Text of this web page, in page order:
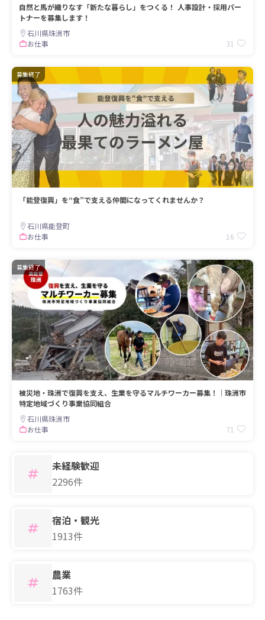
自然と馬が織りなす「新たな暮らし」をつくる！ 人事設計・採用パー
トナーを募集します！
石川県珠洲市
お仕事
31
募集終了
「能登復興」を“食”で支える仲間になってくれませんか？
石川県能登町
お仕事
16
募集終了
被災地・珠洲で復興を支え、生業を守るマルチワーカー募集！｜珠洲市
特定地域づくり事業協同組合
石川県珠洲市
お仕事
71
未経験歓迎
2296件
宿泊・観光
1913件
農業
1763件